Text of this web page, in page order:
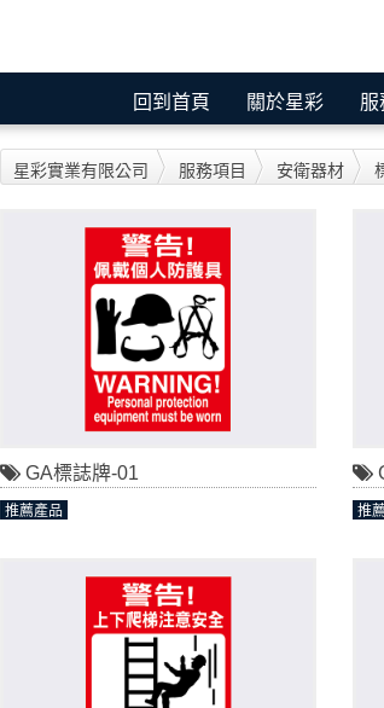
回到首頁 關於星彩 服
星彩實業有限公司 服務項目 安衛器材
GA標誌牌-01
推薦產品 推